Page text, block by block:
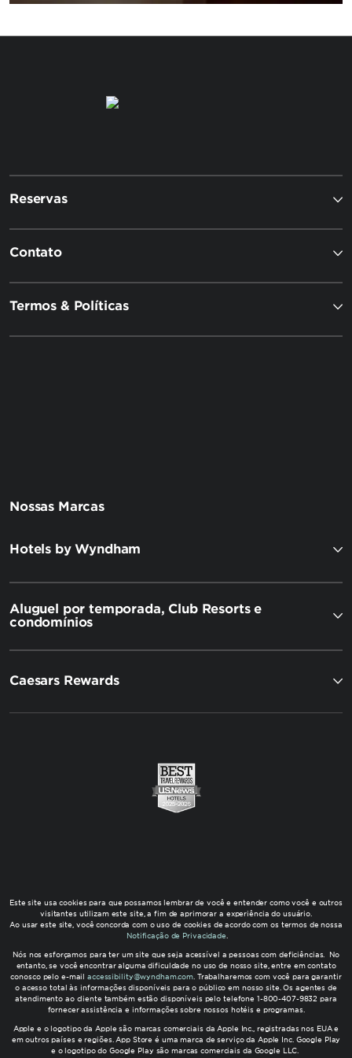
Reservas
Contato
Termos & Políticas
Nossas Marcas
Hotels by Wyndham
Aluguel por temporada, Club Resorts e
condomínios
Caesars Rewards
Este site usa cookies para que possamos lembrar de você e entender como você e outros
visitantes utilizam este site, a fim de aprimorar a experiência do usuário.
Ao usar este site, você concorda com o uso de cookies de acordo com os termos de nossa
Notificação de Privacidade
Nós nos esforçamos para ter um site que seja acessível a pessoas com deficiências. No
entanto, se você encontrar alguma dificuldade no uso de nosso site, entre em contato
conosco pelo e-mailaccessibility@wyndham.com . Trabalharemos com você para garantir
o acesso total às informações disponíveis para o público em nosso site. Os agentes de
atendimento ao cliente também estão disponíveis pelo telefone 1-800-407-9832 para
fornecer assistência e informações sobre nossos hotéis e programas.
Apple e o logotipo da Apple são marcas comerciais da Apple Inc., registradas nos EUA e
em outros países e regiões. App Store é uma marca de serviço da Apple Inc. Google Play
e o logotipo do Google Play são marcas comerciais da Google LLC.